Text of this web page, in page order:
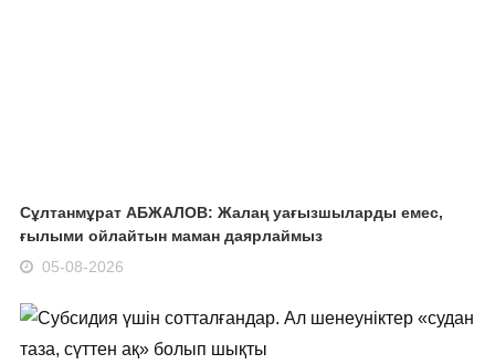
Сұлтанмұрат АБЖАЛОВ: Жалаң уағызшыларды емес,
ғылыми ойлайтын маман даярлаймыз
05-08-2026